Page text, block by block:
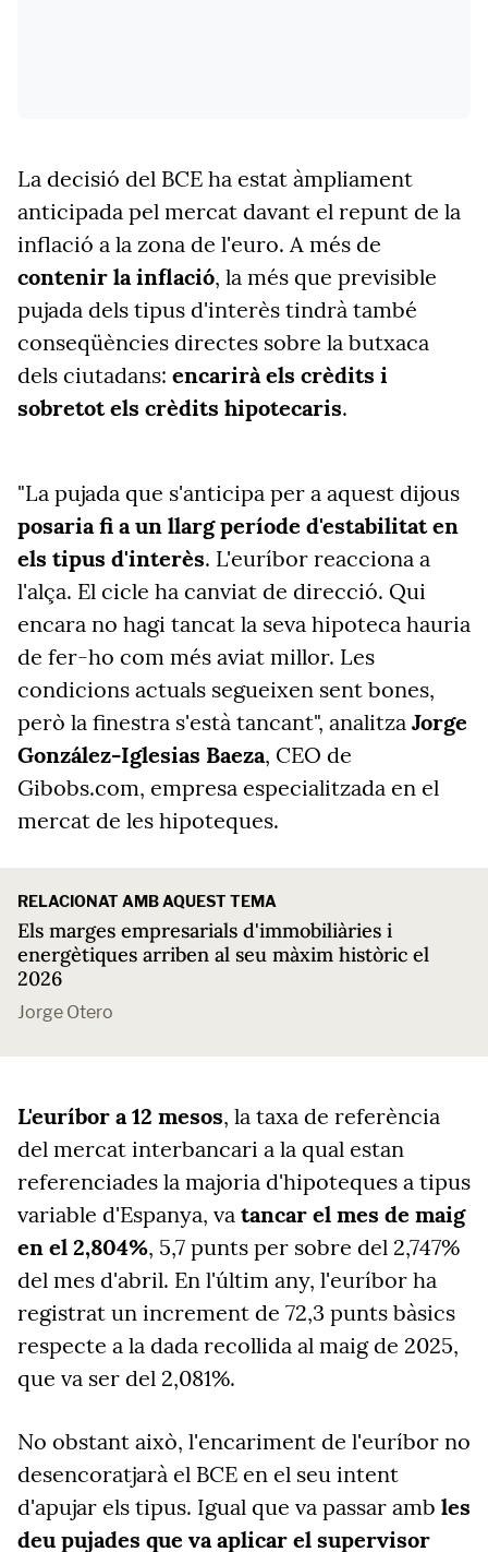
La decisió del BCE ha estat àmpliament
anticipada pel mercat davant el repunt de la
inflació a la zona de l'euro. A més de
contenir la inflació, la més que previsible
pujada dels tipus d'interès tindrà també
conseqüències directes sobre la butxaca
dels ciutadans: encarirà els crèdits i
sobretot els crèdits hipotecaris.
"La pujada que s'anticipa per a aquest dijous
posaria fi a un llarg període d'estabilitat en
els tipus d'interès. L'euríbor reacciona a
l'alça. El cicle ha canviat de direcció. Qui
encara no hagi tancat la seva hipoteca hauria
de fer-ho com més aviat millor. Les
condicions actuals segueixen sent bones,
però la finestra s'està tancant", analitza Jorge
González-Iglesias Baeza, CEO de
Gibobs.com, empresa especialitzada en el
mercat de les hipoteques.
RELACIONAT AMB AQUEST TEMA
Els marges empresarials d'immobiliàries i
energètiques arriben al seu màxim històric el
2026
Jorge Otero
L'euríbor a 12 mesos, la taxa de referència
del mercat interbancari a la qual estan
referenciades la majoria d'hipoteques a tipus
variable d'Espanya, va tancar el mes de maig
en el 2,804%, 5,7 punts per sobre del 2,747%
del mes d'abril. En l'últim any, l'euríbor ha
registrat un increment de 72,3 punts bàsics
respecte a la dada recollida al maig de 2025,
que va ser del 2,081%.
No obstant això, l'encariment de l'euríbor no
desencoratjarà el BCE en el seu intent
d'apujar els tipus. Igual que va passar amb les
deu pujades que va aplicar el supervisor